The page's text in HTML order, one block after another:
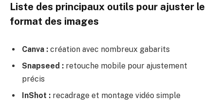
Liste des principaux outils pour ajuster le
format des images
Canva : création avec nombreux gabarits
Snapseed : retouche mobile pour ajustement
précis
InShot : recadrage et montage vidéo simple